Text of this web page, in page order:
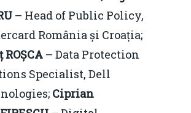
– Head of Public Policy,
România și Croația;
– Data Protection
Specialist, Dell
Ciprian